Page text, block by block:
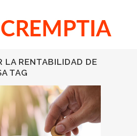
LA RENTABILIDAD DE
TAG